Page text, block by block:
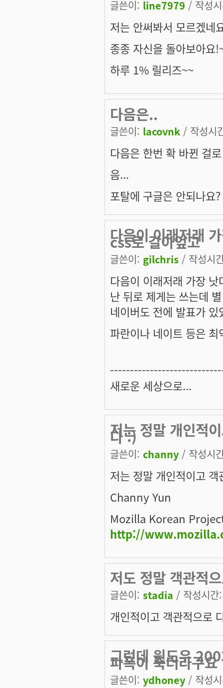
글쓴이: line7979 / 작성
저는 안써봐서 모르겠네
종종 자신을 돌아보아요
하루 1% 릴리즈~~
다음은..
글쓴이: lacovnk / 작성시
다음은 한번 확 바뀐 걸
음...
포탈에 구글은 안되나요
다음이 이래저래
css로 갈아엎고
글쓴이: gilchris / 작성시
다음이 이래저래 가장
난 뒤로 제게는 쓰는데
네이버도 전에 발표가
파란이나 네이트 등은
새로운 세상으로...
저는 정말 개인적
다 :)
글쓴이: channy / 작성시
저는 정말 개인적이고
Channy Yun
Mozilla Korean
http://
저도 정말 객관적
글쓴이: stadia / 작성시
개인적이고 객관적으로
그런데 윈도우
파폭이 죽더라구요
글쓴이: ydhoney / 작성